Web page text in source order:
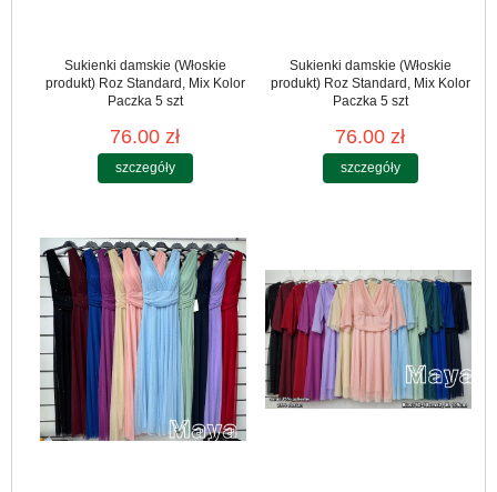
Sukienki damskie (Włoskie
produkt) Roz Standard, Mix Kolor
Paczka 5 szt
76.00 zł
szczegóły
Sukienki damskie (Włoskie
produkt) Roz Standard, Mix Kolor
Paczka 5 szt
76.00 zł
szczegóły